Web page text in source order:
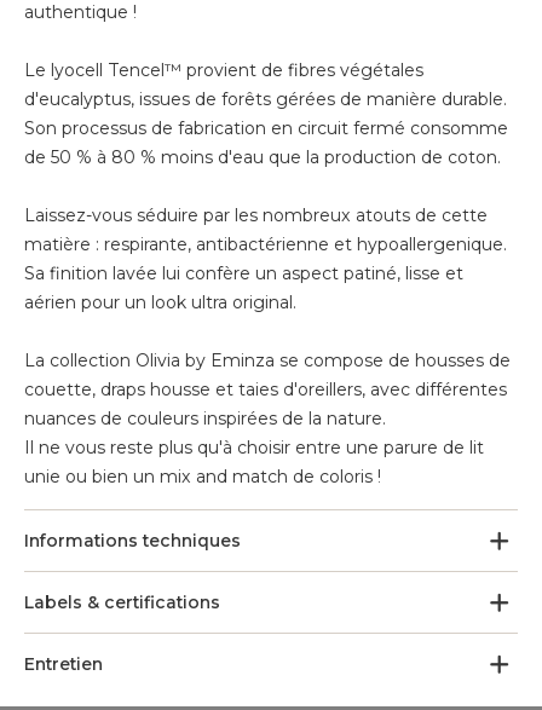
authentique !
Le lyocell Tencel™ provient de fibres végétales
d'eucalyptus, issues de forêts gérées de manière durable.
Son processus de fabrication en circuit fermé consomme
de 50 % à 80 % moins d'eau que la production de coton.
Laissez-vous séduire par les nombreux atouts de cette
matière : respirante, antibactérienne et hypoallergenique.
Sa finition lavée lui confère un aspect patiné, lisse et
aérien pour un look ultra original.
La collection Olivia by Eminza se compose de housses de
couette, draps housse et taies d'oreillers, avec différentes
nuances de couleurs inspirées de la nature.
Il ne vous reste plus qu'à choisir entre une parure de lit
unie ou bien un mix and match de coloris !
Informations techniques
Labels & certifications
Entretien